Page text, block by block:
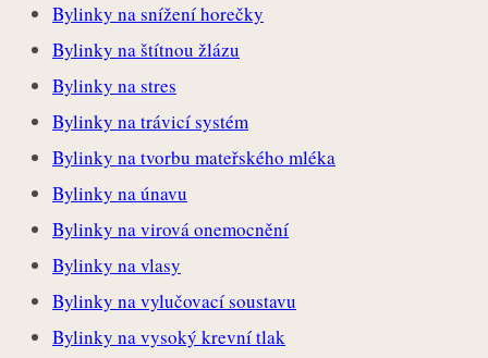
Bylinky na snížení horečky
Bylinky na štítnou žlázu
Bylinky na stres
Bylinky na trávicí systém
Bylinky na tvorbu mateřského mléka
Bylinky na únavu
Bylinky na virová onemocnění
Bylinky na vlasy
Bylinky na vylučovací soustavu
Bylinky na vysoký krevní tlak